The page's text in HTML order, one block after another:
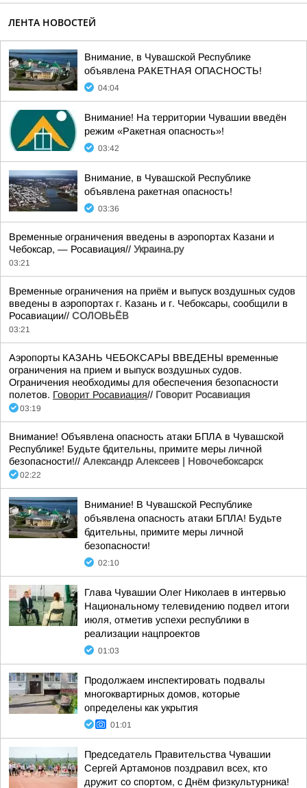
ЛЕНТА НОВОСТЕЙ
Внимание, в Чувашской Республике
объявлена РАКЕТНАЯ ОПАСНОСТЬ!
04:04
Внимание! На территории Чувашии введён
режим «Ракетная опасность»!
03:42
Внимание, в Чувашской Республике
объявлена ракетная опасность!
03:36
Временные ограничения введены в аэропортах Казани и
Чебоксар, — Росавиация// Украина.ру
03:21
Временные ограничения на приём и выпуск воздушных судов
введены в аэропортах г. Казань и г. Чебоксары, сообщили в
Росавиации// СОЛОВЬЁВ
03:21
Аэропорты КАЗАНЬ ЧЕБОКСАРЫ ВВЕДЕНЫ временные
ограничения на прием и выпуск воздушных судов.
Ограничения необходимы для обеспечения безопасности
полетов. Говорит Росавиация// Говорит Росавиация
03:19
Внимание! Объявлена опасность атаки БПЛА в Чувашской
Республике! Будьте бдительны, примите меры личной
безопасности!// Александр Алексеев | Новочебоксарск
02:22
Внимание! В Чувашской Республике
объявлена опасность атаки БПЛА! Будьте
бдительны, примите меры личной
безопасности!
02:10
Глава Чувашии Олег Николаев в интервью
Национальному телевидению подвел итоги
июля, отметив успехи республики в
реализации нацпроектов
01:03
Продолжаем инспектировать подвалы
многоквартирных домов, которые
определены как укрытия
01:01
Председатель Правительства Чувашии
Сергей Артамонов поздравил всех, кто
дружит со спортом, с Днём физкультурника!